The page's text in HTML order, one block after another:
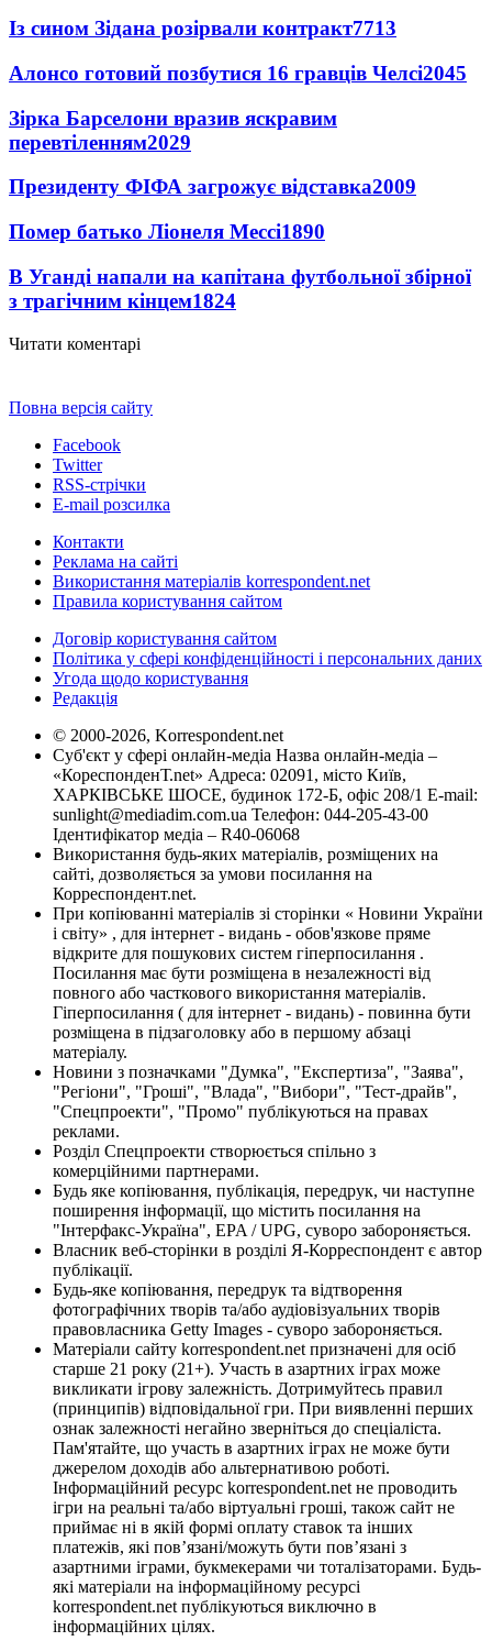
Із сином Зідана розірвали контракт7713
Алонсо готовий позбутися 16 гравців Челсі2045
Зірка Барселони вразив яскравим
перевтіленням2029
Президенту ФІФА загрожує відставка2009
Помер батько Ліонеля Мессі1890
В Уганді напали на капітана футбольної збірної
з трагічним кінцем1824
Читати коментарі
Повна версія сайту
Facebook
Twitter
RSS-стрічки
E-mail розсилка
Контакти
Реклама на сайті
Використання матеріалів korrespondent.net
Правила користування сайтом
Договір користування сайтом
Політика у сфері конфіденційності і персональних даних
Угода щодо користування
Редакція
© 2000-2026, Korrespondent.net
Суб'єкт у сфері онлайн-медіа Назва онлайн-медіа –
«КореспонденТ.net» Адреса: 02091, місто Київ,
ХАРКІВСЬКЕ ШОСЕ, будинок 172-Б, офіс 208/1 E-mail:
sunlight@mediadim.com.ua Телефон: 044-205-43-00
Ідентифікатор медіа – R40-06068
Використання будь-яких матеріалів, розміщених на
сайті, дозволяється за умови посилання на
Корреспондент.net.
При копіюванні матеріалів зі сторінки « Новини України
і світу» , для інтернет - видань - обов'язкове пряме
відкрите для пошукових систем гіперпосилання .
Посилання має бути розміщена в незалежності від
повного або часткового використання матеріалів.
Гіперпосилання ( для інтернет - видань) - повинна бути
розміщена в підзаголовку або в першому абзаці
матеріалу.
Новини з позначками "Думка", "Експертиза", "Заява",
"Регіони", "Гроші", "Влада", "Вибори", "Тест-драйв",
"Спецпроекти", "Промо" публікуються на правах
реклами.
Розділ Спецпроекти створюється спільно з
комерційними партнерами.
Будь яке копіювання, публікація, передрук, чи наступне
поширення інформації, що містить посилання на
"Інтерфакс-Україна", EPA / UPG, суворо забороняється.
Власник веб-сторінки в розділі Я-Корреспондент є автор
публікації.
Будь-яке копіювання, передрук та відтворення
фотографічних творів та/або аудіовізуальних творів
правовласника Getty Images - суворо забороняється.
Матеріали сайту korrespondent.net призначені для осіб
старше 21 року (21+). Участь в азартних іграх може
викликати ігрову залежність. Дотримуйтесь правил
(принципів) відповідальної гри. При виявленні перших
ознак залежності негайно зверніться до спеціаліста.
Пам'ятайте, що участь в азартних іграх не може бути
джерелом доходів або альтернативою роботі.
Інформаційний ресурс korrespondent.net не проводить
ігри на реальні та/або віртуальні гроші, також сайт не
приймає ні в якій формі оплату ставок та інших
платежів, які пов’язані/можуть бути пов’язані з
азартними іграми, букмекерами чи тоталізаторами. Будь-
які матеріали на інформаційному ресурсі
korrespondent.net публікуються виключно в
інформаційних цілях.